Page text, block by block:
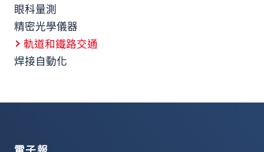
眼科量測
精密光學儀器
軌道和鐵路交通
焊接自動化